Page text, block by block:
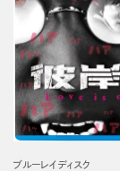
ブルーレイディスク